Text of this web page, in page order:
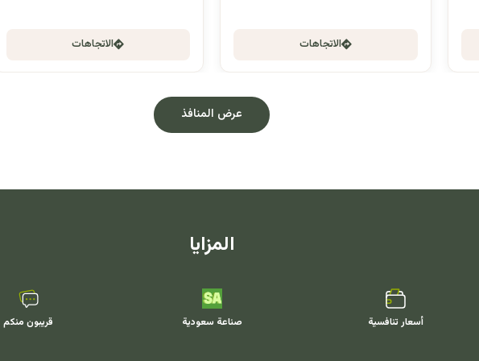
الاتجاهات الاتجاهات
عرض المنافذ
المزايا
أسعار تنافسية صناعة سعودية قريبون منكم